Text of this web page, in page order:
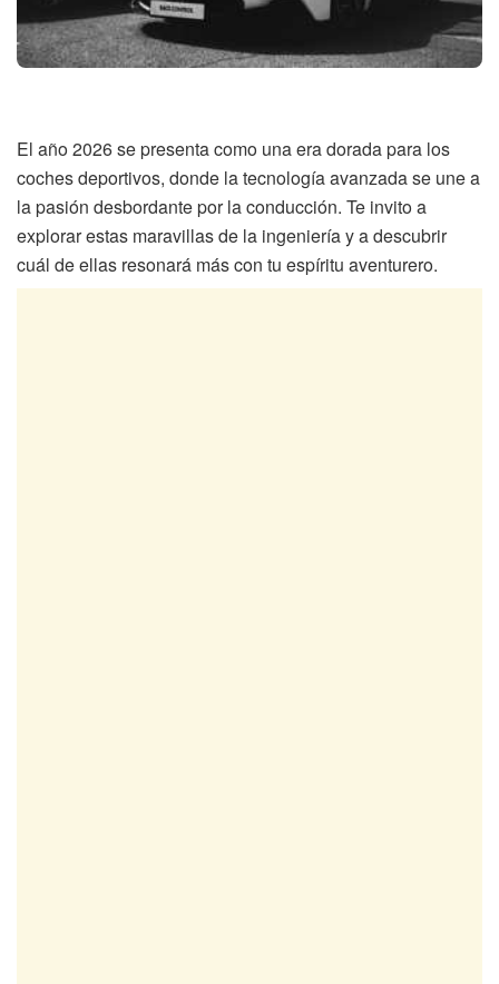
El año 2026 se presenta como una era dorada para los
coches deportivos, donde la tecnología avanzada se une a
la pasión desbordante por la conducción. Te invito a
explorar estas maravillas de la ingeniería y a descubrir
cuál de ellas resonará más con tu espíritu aventurero.